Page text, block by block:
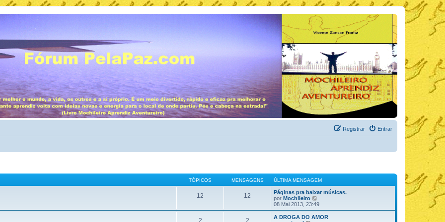
Entrar
Registrar
TÓPICOS MENSAGENS ÚLTIMA MENSAGEM
12 12
Páginas pra baixar músicas.
por Mochileiro
e
r
ú
08 Mai 2013, 23:49
2 2
A DROGA DO AMOR